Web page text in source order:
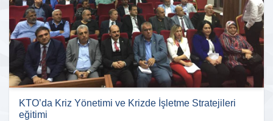
KTO’da Kriz Yönetimi ve Krizde İşletme Stratejileri
eğitimi